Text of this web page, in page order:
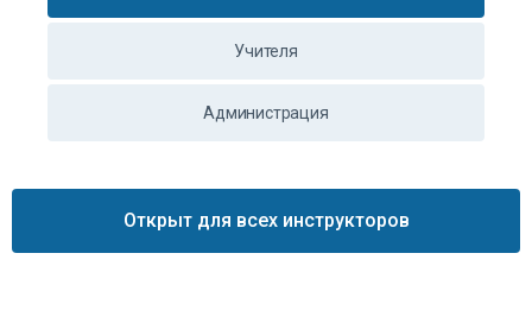
Учителя
Администрация
Открыт для всех инструкторов